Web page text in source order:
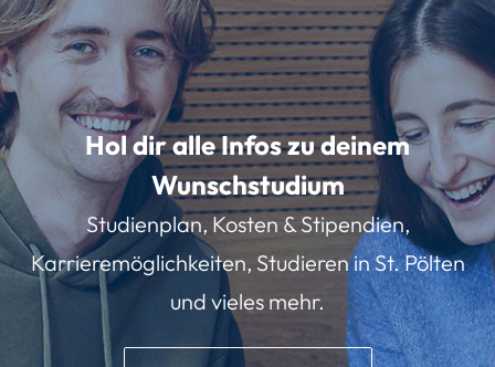
Hol dir alle Infos zu deinem
Wunschstudium
Studienplan, Kosten & Stipendien,
Karrieremöglichkeiten, Studieren in St. Pölten
und vieles mehr.